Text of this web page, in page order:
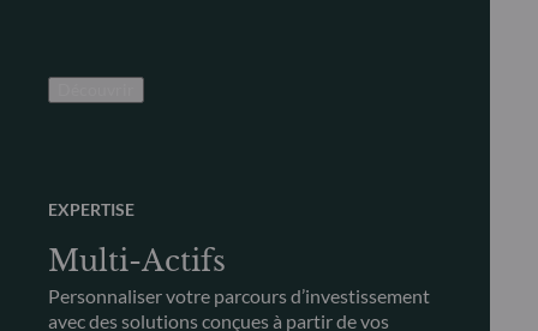
EXPERTISE
Multi-Actifs
Personnaliser votre parcours d’investissement
avec des solutions conçues à partir de vos